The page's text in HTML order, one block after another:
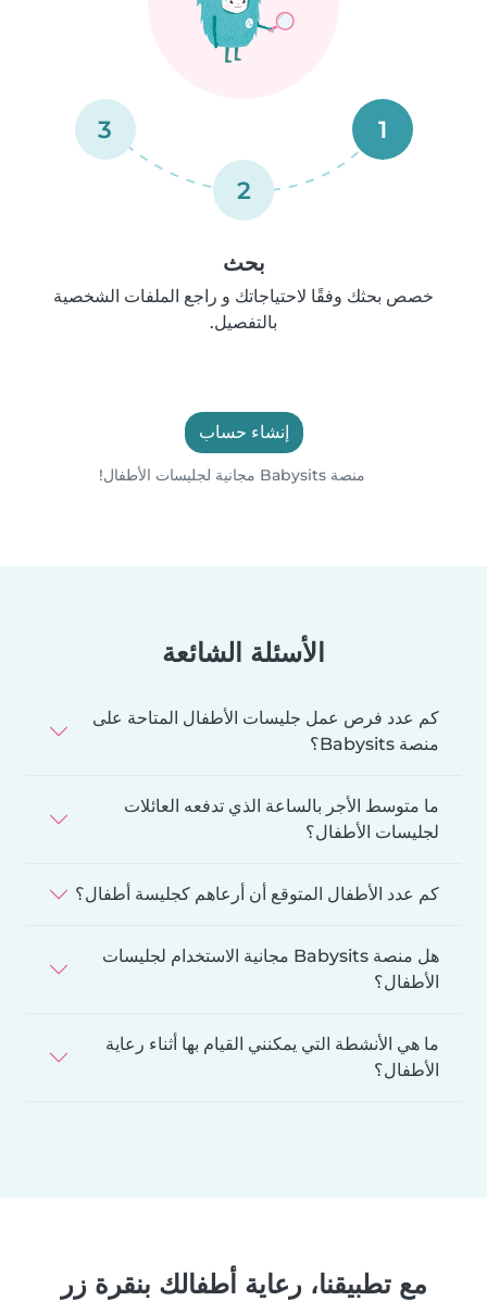
1
2
3
بحث
خصص بحثك وفقًا لاحتياجاتك و راجع الملفات الشخصية
بالتفصيل.
إنشاء حساب
منصة Babysits مجانية لجليسات الأطفال!
الأسئلة الشائعة
كم عدد فرص عمل جليسات الأطفال المتاحة على
منصة Babysits؟
ما متوسط الأجر بالساعة الذي تدفعه العائلات
لجليسات الأطفال؟
كم عدد الأطفال المتوقع أن أرعاهم كجليسة أطفال؟
هل منصة Babysits مجانية الاستخدام لجليسات
الأطفال؟
ما هي الأنشطة التي يمكنني القيام بها أثناء رعاية
الأطفال؟
مع تطبيقنا، رعاية أطفالك بنقرة زر